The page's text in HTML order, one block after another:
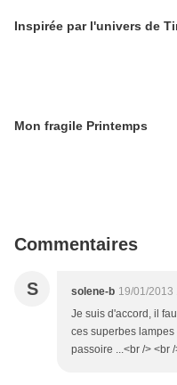
Inspirée par l'univers de
Mon fragile Printemps
Commentaires
S solene-b 19/01/2013
Je suis d'accord, il
ces superbes
passoire ...<br /> <br